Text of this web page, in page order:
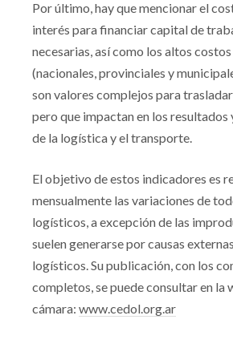
Por último, hay que mencionar el
interés para financiar capital de
necesarias, así como los altos
(nacionales, provinciales y
son valores complejos para
pero que impactan en los resultados
de la logística y el transporte.
El objetivo de estos indicadores es
mensualmente las variaciones de
logísticos, a excepción de las
suelen generarse por causas
logísticos. Su publicación, con los
completos, se puede consultar en la
cámara: www.cedol.org.ar